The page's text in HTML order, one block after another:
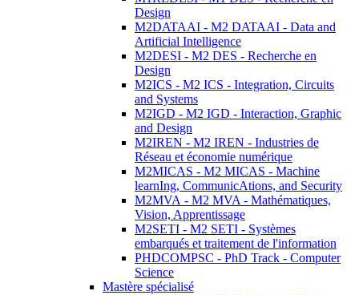
Design
M2DATAAI - M2 DATAAI - Data and
Artificial Intelligence
M2DESI - M2 DES - Recherche en
Design
M2ICS - M2 ICS - Integration, Circuits
and Systems
M2IGD - M2 IGD - Interaction, Graphic
and Design
M2IREN - M2 IREN - Industries de
Réseau et économie numérique
M2MICAS - M2 MICAS - Machine
learnIng, CommunicAtions, and Security
M2MVA - M2 MVA - Mathématiques,
Vision, Apprentissage
M2SETI - M2 SETI - Systèmes
embarqués et traitement de l'information
PHDCOMPSC - PhD Track - Computer
Science
Mastère spécialisé